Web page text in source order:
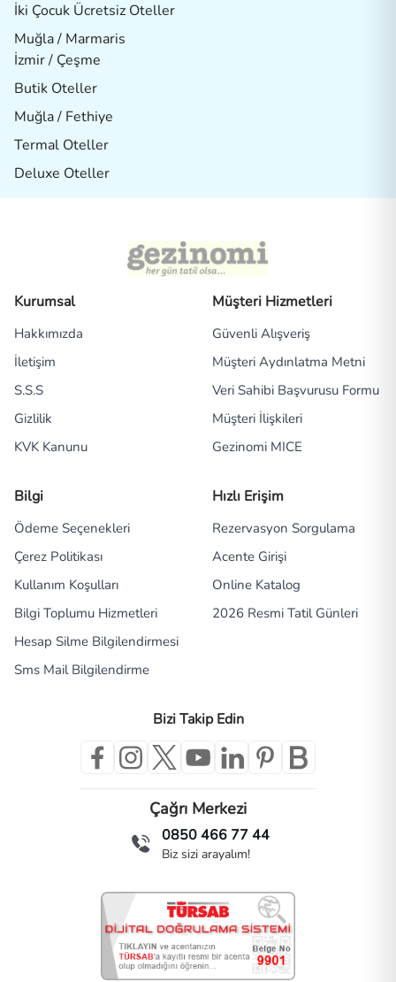
İki Çocuk Ücretsiz Oteller
Muğla / Marmaris
İzmir / Çeşme
Butik Oteller
Muğla / Fethiye
Termal Oteller
Deluxe Oteller
Kurumsal
Hakkımızda
İletişim
S.S.S
Gizlilik
KVK Kanunu
Müşteri Hizmetleri
Güvenli Alışveriş
Müşteri Aydınlatma Metni
Veri Sahibi Başvurusu Formu
Müşteri İlişkileri
Gezinomi MICE
Bilgi
Ödeme Seçenekleri
Çerez Politikası
Kullanım Koşulları
Bilgi Toplumu Hizmetleri
Hesap Silme Bilgilendirmesi
Sms Mail Bilgilendirme
Hızlı Erişim
Rezervasyon Sorgulama
Acente Girişi
Online Katalog
2026 Resmi Tatil Günleri
Bizi Takip Edin
Çağrı Merkezi
0850 466 77 44
Biz sizi arayalım!